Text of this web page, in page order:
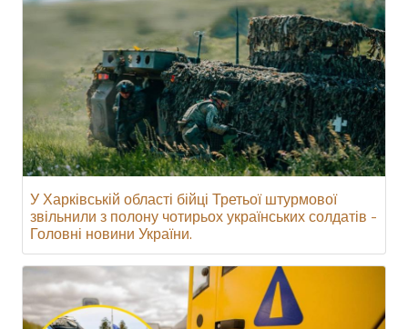
У Харківській області бійці Третьої штурмової
звільнили з полону чотирьох українських солдатів -
Головні новини України.